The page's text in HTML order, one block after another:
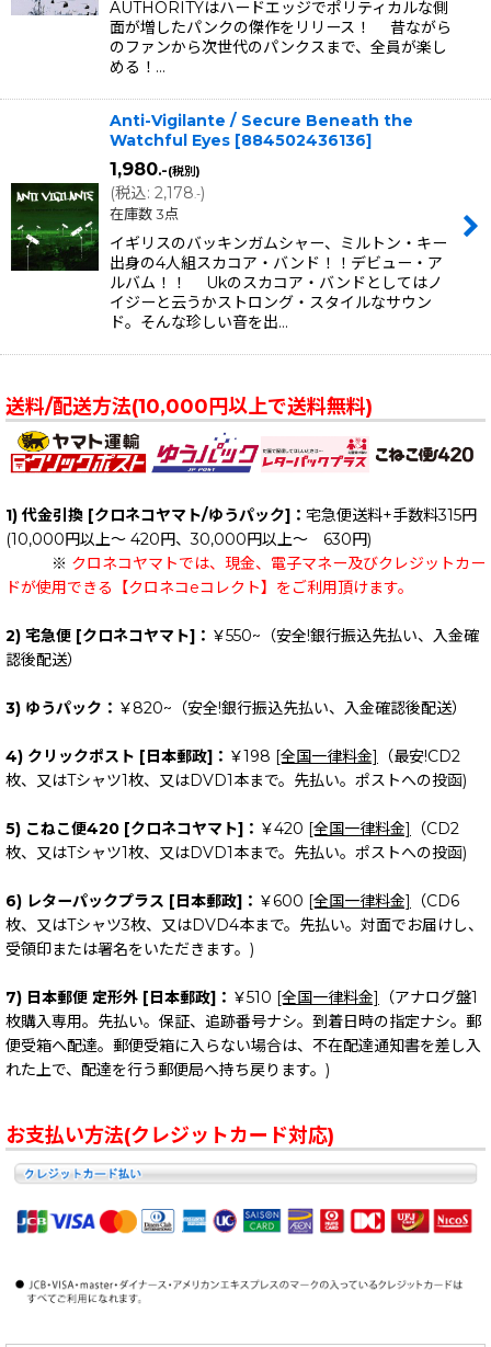
AUTHORITYはハードエッジでポリティカルな側
面が増したパンクの傑作をリリース！ 昔ながら
のファンから次世代のパンクスまで、全員が楽し
める！…
Anti-Vigilante / Secure Beneath the
Watchful Eyes [884502436136]
1,980.-(税別)
(税込: 2,178.-)
在庫数 3点
イギリスのバッキンガムシャー、ミルトン・キー
出身の4人組スカコア・バンド！！デビュー・ア
ルバム！！ Ukのスカコア・バンドとしてはノ
イジーと云うかストロング・スタイルなサウン
ド。そんな珍しい音を出…
送料/配送方法(10,000円以上で送料無料)
1) 代金引換 [クロネコヤマト/ゆうパック]： 宅急便送料+手数料315円
(10,000円以上～ 420円、30,000円以上～ 630円)
※ クロネコヤマトでは、現金、電子マネー及びクレジットカー
ドが使用できる【クロネコeコレクト】をご利用頂けます。
2) 宅急便 [クロネコヤマト]： ￥550~（安全!銀行振込先払い、入金確
認後配送）
3) ゆうパック： ￥820~（安全!銀行振込先払い、入金確認後配送）
4) クリックポスト [日本郵政]： ￥198 [全国一律料金]
（最安!CD2
枚、又はTシャツ1枚、又はDVD1本まで。先払い。ポストへの投函)
5) こねこ便420 [クロネコヤマト]： ￥420 [全国一律料金]
（CD2
枚、又はTシャツ1枚、又はDVD1本まで。先払い。ポストへの投函)
6) レターパックプラス [日本郵政]： ￥600 [全国一律料金]
（CD6
枚、又はTシャツ3枚、又はDVD4本まで。先払い。対面でお届けし、
受領印または署名をいただきます。)
7) 日本郵便 定形外 [日本郵政]： ￥510 [全国一律料金]
（アナログ盤1
枚購入専用。先払い。保証、追跡番号ナシ。到着日時の指定ナシ。郵
便受箱へ配達。郵便受箱に入らない場合は、不在配達通知書を差し入
れた上で、配達を行う郵便局へ持ち戻ります。)
お支払い方法(クレジットカード対応)